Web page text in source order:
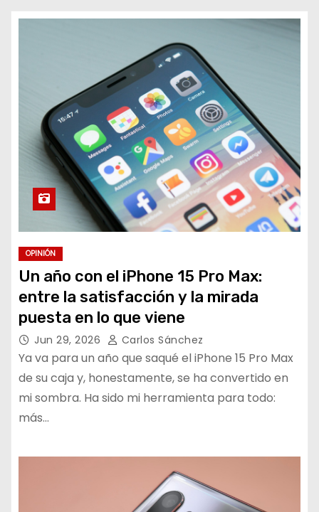
OPINIÓN
Un año con el iPhone 15 Pro Max:
entre la satisfacción y la mirada
puesta en lo que viene
Jun 29, 2026 Carlos Sánchez
Ya va para un año que saqué el iPhone 15 Pro Max
de su caja y, honestamente, se ha convertido en
mi sombra. Ha sido mi herramienta para todo:
más…